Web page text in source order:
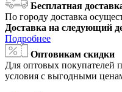
Бесплатная
По городу доставка
Доставка на следующий
Подробнее
Оптовикам скидки
Для оптовых покупателей
условия с выгодными